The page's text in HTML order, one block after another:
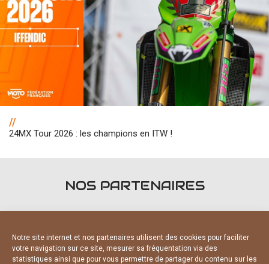
Notre site internet et nos partenaires utilisent des cookies pour faciliter
votre navigation sur ce site, mesurer sa fréquentation via des
statistiques ainsi que pour vous permettre de partager du contenu sur les
//
24MX Tour 2026 : les champions en ITW !
NOS PARTENAIRES